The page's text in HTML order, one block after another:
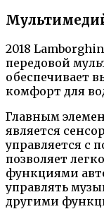
2018
передовой
обеспечивает
комфорт для
Главным
является
управляется с
позволяет
функциями
управлять
другими